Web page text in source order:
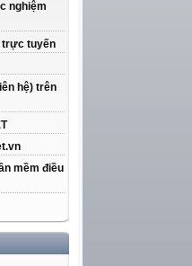
nghiệm
trực tuyến
hệ) trên
mềm điều